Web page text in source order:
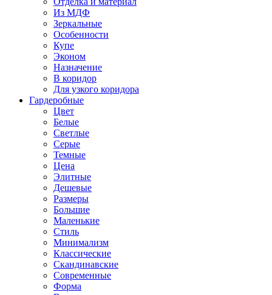
Из МДФ
Зеркальные
Особенности
Купе
Эконом
Назначение
В коридор
Для узкого коридора
Гардеробные
Цвет
Белые
Светлые
Серые
Темные
Цена
Элитные
Дешевые
Размеры
Большие
Маленькие
Стиль
Минимализм
Классические
Скандинавские
Современные
Форма